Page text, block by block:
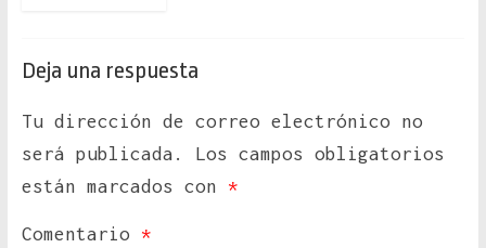
Deja una respuesta
Tu dirección de correo electrónico no
será publicada.
Los campos obligatorios
están marcados con *
Comentario *